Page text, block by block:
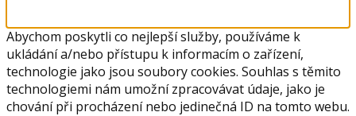
Abychom poskytli co nejlepší služby, používáme k
ukládání a/nebo přístupu k informacím o zařízení,
technologie jako jsou soubory cookies. Souhlas s těmito
technologiemi nám umožní zpracovávat údaje, jako je
chování při procházení nebo jedinečná ID na tomto webu.